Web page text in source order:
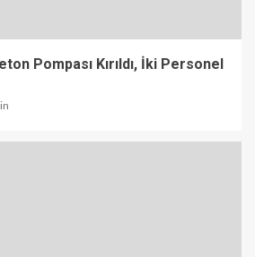
Pompası Kırıldı, İki Personel